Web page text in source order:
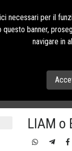
LIAM o
necessari per il
banner,
navigare in